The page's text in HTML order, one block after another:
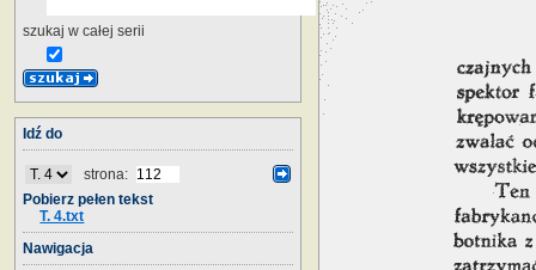
szukaj w całej serii
Idź do
strona:
Pobierz pełen tekst
T. 4.txt
Nawigacja